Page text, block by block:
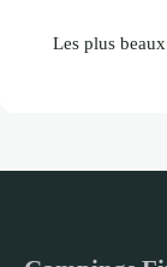
Les plus